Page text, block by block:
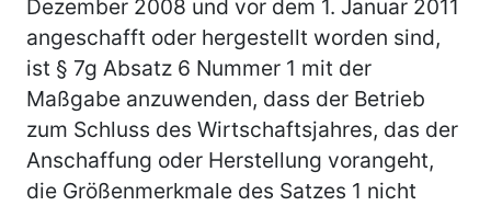
Dezember 2008 und vor dem 1. Januar 2011
angeschafft oder hergestellt worden sind,
ist § 7g Absatz 6 Nummer 1 mit der
Maßgabe anzuwenden, dass der Betrieb
zum Schluss des Wirtschaftsjahres, das der
Anschaffung oder Herstellung vorangeht,
die Größenmerkmale des Satzes 1 nicht